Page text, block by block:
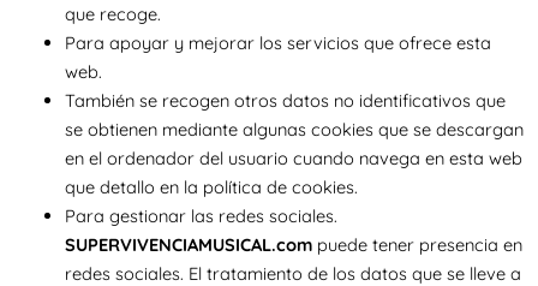
que recoge.
Para apoyar y mejorar los servicios que ofrece esta
web.
También se recogen otros datos no identificativos que
se obtienen mediante algunas cookies que se descargan
en el ordenador del usuario cuando navega en esta web
que detallo en la política de cookies.
Para gestionar las redes sociales.
SUPERVIVENCIAMUSICAL.compuede tener presencia en
redes sociales. El tratamiento de los datos que se lleve a